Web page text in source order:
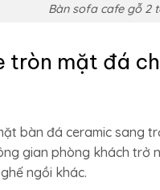
Bàn sofa cafe gỗ 2
tròn mặt đá
bàn đá ceramic sang
gian phòng khách trở
ngồi khác.